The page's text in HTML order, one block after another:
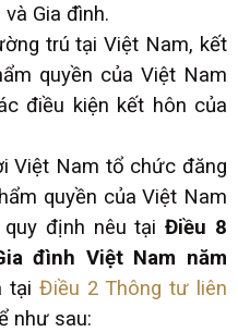
Gia đình.
trú tại Việt Nam, kết
quyền của Việt Nam
điều kiện kết hôn của
Việt Nam tổ chức đăng
quyền của Việt Nam
quy định nêu tạiĐiều 8
đình Việt Nam năm
tại Điều 2 Thông tư liên
như sau: